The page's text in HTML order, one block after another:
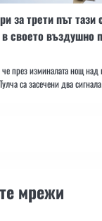
за трети път тази
своето въздушно
през изминалата нощ над
са засечени два
мрежи